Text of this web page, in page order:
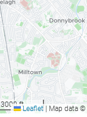
3000 ftLeaflet Map data ©